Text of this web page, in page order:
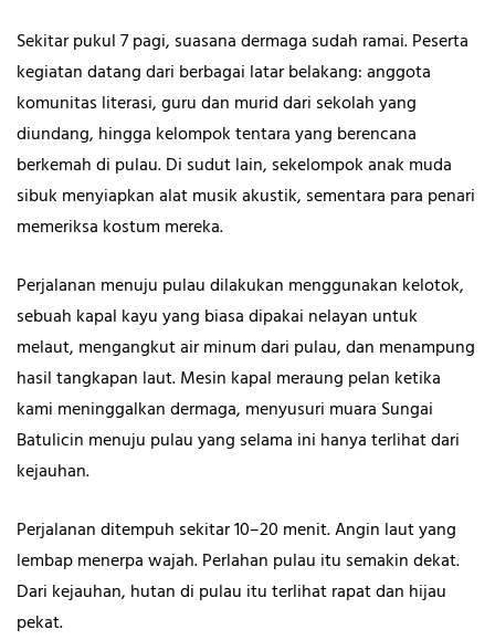
Sekitar pukul 7 pagi, suasana dermaga sudah ramai. Peserta
kegiatan datang dari berbagai latar belakang: anggota
komunitas literasi, guru dan murid dari sekolah yang
diundang, hingga kelompok tentara yang berencana
berkemah di pulau. Di sudut lain, sekelompok anak muda
sibuk menyiapkan alat musik akustik, sementara para penari
memeriksa kostum mereka.
Perjalanan menuju pulau dilakukan menggunakan kelotok,
sebuah kapal kayu yang biasa dipakai nelayan untuk
melaut, mengangkut air minum dari pulau, dan menampung
hasil tangkapan laut. Mesin kapal meraung pelan ketika
kami meninggalkan dermaga, menyusuri muara Sungai
Batulicin menuju pulau yang selama ini hanya terlihat dari
kejauhan.
Perjalanan ditempuh sekitar 10–20 menit. Angin laut yang
lembap menerpa wajah. Perlahan pulau itu semakin dekat.
Dari kejauhan, hutan di pulau itu terlihat rapat dan hijau
pekat.